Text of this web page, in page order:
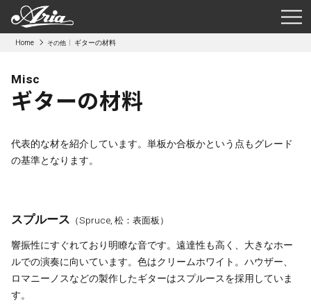
Home その他 ギターの材料
Misc
ギターの材料
代表的な材を紹介しています。単板か合板かという点もグレード
の基準となります。
スプルース （Spruce, 松：表面板）
響振性にすぐれており明瞭な音です。遠達性も高く、大きなホー
ルでの演奏に向いています。色はクリームホワイト。ハウザー、
ロマニーノスなどの製作したギターはスプルースを採用していま
す。